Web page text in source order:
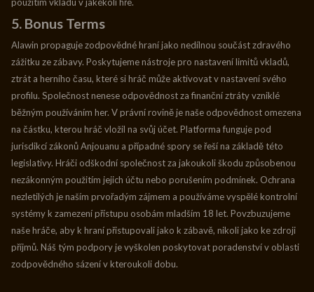
5. Bonus Terms
Alawin propaguje zodpovědné hraní jako nedílnou součást zdravého
zážitku ze zábavy. Poskytujeme nástroje pro nastavení limitů vkladů,
ztrát a herního času, které si hráč může aktivovat v nastavení svého
profilu. Společnost nenese odpovědnost za finanční ztráty vzniklé
běžným používáním her. V právní rovině je naše odpovědnost omezena
na částku, kterou hráč vložil na svůj účet. Platforma funguje pod
jurisdikcí zákonů Anjouanu a případné spory se řeší na základě této
legislativy. Hráči odškodní společnost za jakoukoli škodu způsobenou
nezákonným použitím jejich účtu nebo porušením podmínek. Ochrana
nezletilých je naším prvořadým zájmem a používáme vyspělé kontrolní
systémy k zamezení přístupu osobám mladším 18 let. Povzbuzujeme
naše hráče, aby k hraní přistupovali jako k zábavě, nikoli jako ke zdroji
příjmů. Náš tým podpory je vyškolen poskytovat poradenství v oblasti
zodpovědného sázení v kteroukoli dobu.